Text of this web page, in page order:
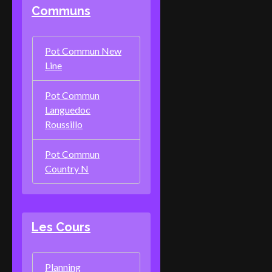
Communs
Pot Commun New
Line
Pot Commun
Languedoc
Roussillo
Pot Commun
Country N
Les Cours
Planning